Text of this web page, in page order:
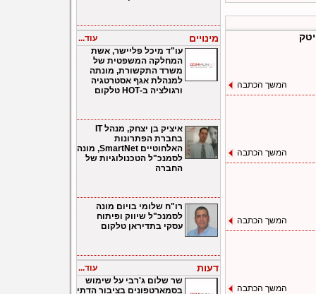
מינויים
עוד...
עו"ד מיכל פליישר, אשת
המחלקה המשפטית של
משרד התקשורת, מונתה
למנהלת אגף אסטרטגיה
ורגולציה ב-HOT טלקום
איציק בן יצחק, מנהל IT
בחברת הפתרונות
האלחוטיים SmartNet, מונה
לסמנכ"ל הטכנולוגיות של
החברה
רו"ח שלומי בויום מונה
לסמנכ"ל שיווק ופיתוח
עסקי בתדיראן טלקום
דעות
עוד...
שר שלום ג'רבי על שימוש
בסמארטפונים בציבור הדתי
המשך הכתבה
המשך הכתבה
המשך הכתבה
המשך הכתבה